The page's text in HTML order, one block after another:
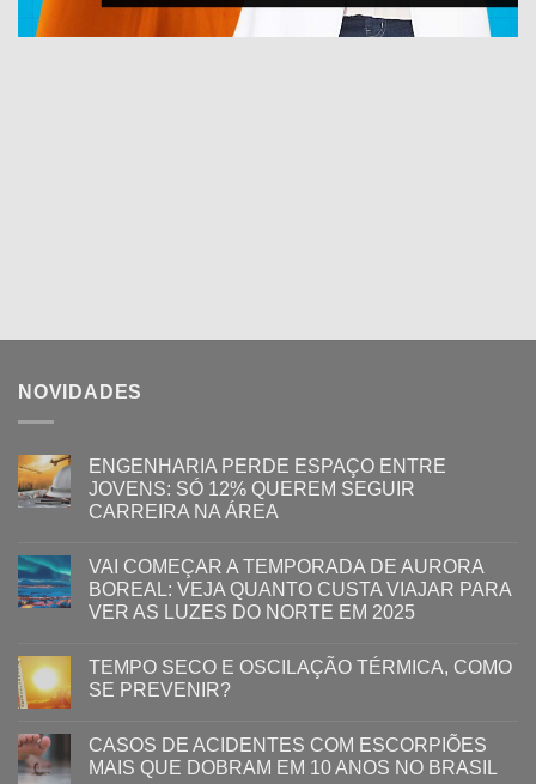
NOVIDADES
ENGENHARIA PERDE ESPAÇO ENTRE
JOVENS: SÓ 12% QUEREM SEGUIR
CARREIRA NA ÁREA
VAI COMEÇAR A TEMPORADA DE AURORA
BOREAL: VEJA QUANTO CUSTA VIAJAR PARA
VER AS LUZES DO NORTE EM 2025
TEMPO SECO E OSCILAÇÃO TÉRMICA, COMO
SE PREVENIR?
CASOS DE ACIDENTES COM ESCORPIÕES
MAIS QUE DOBRAM EM 10 ANOS NO BRASIL